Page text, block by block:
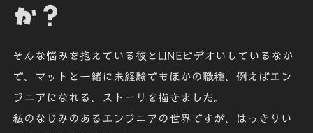
か？
そんな悩みを抱えている彼とLINEビデオいしているなか
で、マットと一緒に未経験でもほかの職種、例えばエン
ジニアになれる、ストーリを描きました。
私のなじみのあるエンジニアの世界ですが、はっきりい